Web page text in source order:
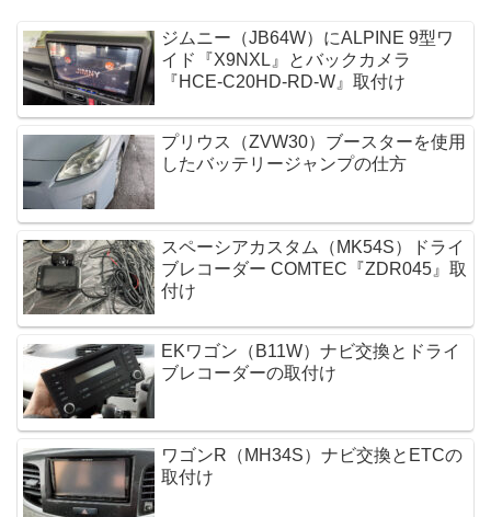
ジムニー（JB64W）にALPINE 9型ワ
イド『X9NXL』とバックカメラ
『HCE-C20HD-RD-W』取付け
プリウス（ZVW30）ブースターを使用
したバッテリージャンプの仕方
スペーシアカスタム（MK54S）ドライ
ブレコーダー COMTEC『ZDR045』取
付け
EKワゴン（B11W）ナビ交換とドライ
ブレコーダーの取付け
ワゴンR（MH34S）ナビ交換とETCの
取付け